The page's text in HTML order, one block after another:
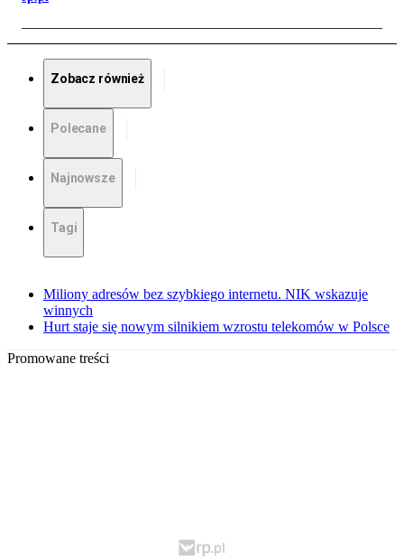
Zobacz również
Polecane
Najnowsze
Tagi
Miliony adresów bez szybkiego internetu. NIK wskazuje
winnych
Hurt staje się nowym silnikiem wzrostu telekomów w Polsce
Promowane treści